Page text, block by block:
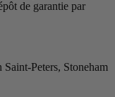
de garantie par
Peters, Stoneham